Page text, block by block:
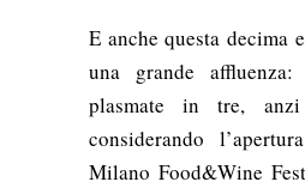
E anche questa decima
una grande affluenza:
plasmate in tre,
considerando
Milano Food&Wine